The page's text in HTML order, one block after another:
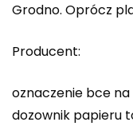
Grodno. Oprócz
Producent:
oznaczenie bce
dozownik papieru